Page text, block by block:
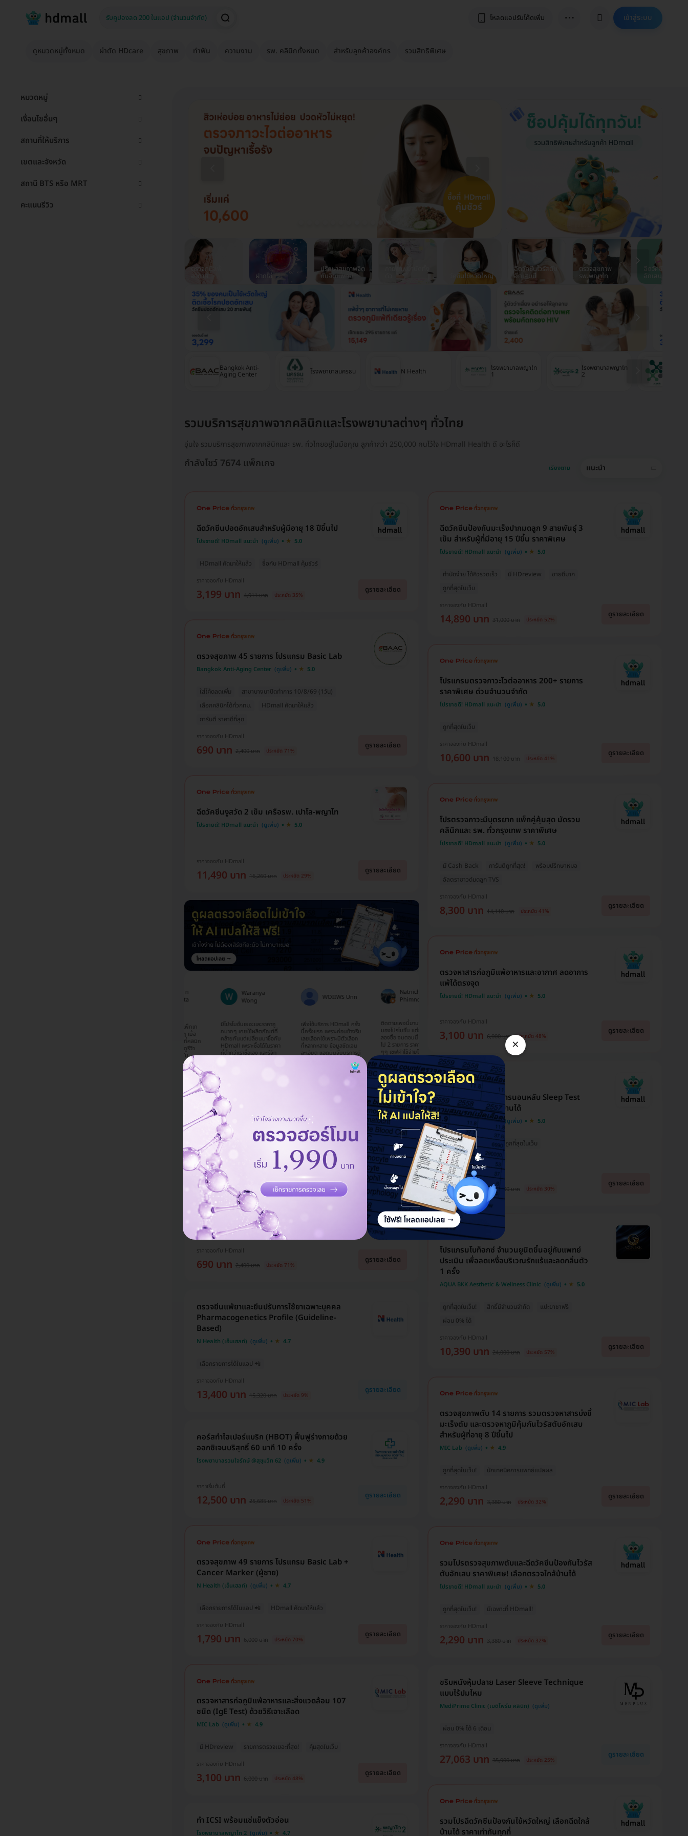
โหลดแอปรับโค้ดเพิ่ม ⋯ เข้าสู่ระบบ
ดูหมวดหมู่ทั้งหมด ผ่าตัด HDcare สุขภาพ ทำฟัน ความงาม รพ. คลินิกทั้งหมด สำหรับลูกค้าองค์กร รวมสิทธิพิเศษ
หมวดหมู่
เงื่อนไขอื่นๆ
สถานที่ให้บริการ
เขตและจังหวัด
สถานี BTS หรือ MRT
คะแนนรีวิว
ตรวจภูมิแพ้
อากาศ ฝากไข่
ปรึกษาสุขภาพจิต
กับจิตแพทย์
กายภาพบำบัดทั้ง
วัคซีนไข้หวัดใหญ่
ฉีดวัคซีนไวรัสตับ
อักเสบบี
ตรวจสุขภาพ
รพ.พญาไท
ฉีดวัคซีนปอด
อักเสบ
Bangkok Anti-
Aging Center โรงพยาบาลนครธน N Health โรงพยาบาลพญาไท
1
โรงพยาบาลพญาไท
2
รวมบริการสุขภาพจากคลินิกและโรงพยาบาลต่างๆ ทั่วไทย
อุ่นใจ รวมบริการสุขภาพจากคลินิกและ รพ. ทั่วไทยอยู่ในมือคุณ ลูกค้ากว่า 250,000 คนไว้ใจ HDmall Health ดี อะไรก็ดี
เรียงตาม แนะนำ
กำลังโชว์ 7674 แพ็กเกจ
HDmall คัดมาให้แล้ว ซื้อกับ HDmall คุ้มชัวร์
ฉีดวัคซีนปอดอักเสบสำหรับผู้มีอายุ 18 ปีขึ้นไป
โปรขายดี! HDmall แนะนำ 5.0
ราคาจองกับ HDmall
3,199 บาท 4,911 บาท ประหยัด 35%
ดูรายละเอียด
ใส่โค้ดลดเพิ่ม
สาขาบางนาปิดทำการ 10/8/69 (1วัน)
เลือกคลินิกได้ทั่วกทม.
HDmall คัดมาให้แล้ว
การันตี ราคาดีที่สุด
ตรวจสุขภาพ 45 รายการ โปรแกรม Basic Lab
Bangkok Anti-Aging Center 5.0
ราคาจองกับ HDmall
690 บาท 2,400 บาท ประหยัด 71%
ดูรายละเอียด
ฉีดวัคซีนงูสวัด 2 เข็ม เครือรพ. เปาโล-พญาไท
โปรขายดี! HDmall แนะนำ 5.0
ราคาจองกับ HDmall
11,490 บาท 16,260 บาท ประหยัด 29%
ดูรายละเอียด
มีโปรโมชั่นเยอะและราคาถู
กมากๆ เคยใช้ผลิตภัณฑ์ที่
คล้ายกันแต่เปลี่ยนมาซื้อกับ
HDmall เพราะซื้อได้ในราคา
ที่ต่ำกว่าเราซื้อเอง และรู้จัก
ประทับใจมากๆค่ะ ยังไม่ได้
ไปรับบริการที่คลินิกนะคะ😁
Waranya
Wong
เพิ่งใช้บริการ HDmall ครั้ง
นี้ครั้งแรก เพราะค่อนข้างรีบ
เลยเลือกใช้เพราะมีตัวเลือก
ที่หลากหลาย ข้อมูลชัดเจน
ละเอียด แอดมินจิ๊บบริการดี
WOIIWS Unn
ติดตามเพจนี้มานาน ได้แต่
มองโปรโมชั่น แต่ยังไม่ได้
ลองซื้อ จนตอนนี้ ได้ซื้อโปร
ไป 2 รายการ ราคาดีมากๆ
ๆๆ เซฟค่าใช้จ่ายได้มาก 😀
และ น้องๆ แอดมิน ในไลน์
ตอบไว สุภาพ มากๆ และจะ
หาคอร์สโปรโมชั่น อื่นๆ อีก
จ้าา ✌🏻
Natnicha
Phimnon
จองแพ็คเกจ แก้ไขและเสริม
จมูกค่ะ เห็นเพจจากการเสิร์
ชกูเกิล และสอบถามแอดมิน
ที่เราสามารถชำระได้โดยไม่ได้
เดือดร้อนมาก ถ้าได้ใช้
บริการแล้วจะแจ้งให้ทราบนะ
คะ
Usara Buds
ขอบคุณที่ตอบทุกคำถาม
พอวันนี้ไปถึง รพ.จนท.ก็ให้
บริการที่ดีมากค่ะ แป๊บเดียว
Thanradee Ja
บริการเเละเเนะนำเเพคเกจ
ดีค่ะ ใจบริการมากๆ
การันตี ราคาดีที่สุด ซื้อกับ HDmall คุ้มชัวร์
รวมโปรแกรมตรวจสุขภาพที่ รพ. และคลินิกทั่ว
กทม.
โปรขายดี! HDmall แนะนำ
ราคาจองกับ HDmall
690 บาท 2,400 บาท ประหยัด 71%
ดูรายละเอียด
เลือกรายการได้ในแอป 📲
ตรวจยีนแพ้ยาและยีนปรับการใช้ยาเฉพาะบุคคล
Pharmacogenetics Profile (Guideline-
Based)
N Health (เอ็นเฮลท์) 4.7
ราคาจองกับ HDmall
13,400 บาท 15,320 บาท ประหยัด 9%
ดูรายละเอียด
คอร์สทำไฮเปอร์แบริก (HBOT) ฟื้นฟูร่างกายด้วย
ออกซิเจนบริสุทธิ์ 60 นาที 10 ครั้ง
โรงพยาบาลรวมใจรักษ์ @สุขุมวิท 62 4.9
ราคาเริ่มต้นที่
12,500 บาท 25,685 บาท ประหยัด 51%
ดูรายละเอียด
เลือกรายการได้ในแอป 📲 HDmall คัดมาให้แล้ว
ตรวจสุขภาพ 49 รายการ โปรแกรม Basic Lab +
Cancer Marker (ผู้ชาย)
N Health (เอ็นเฮลท์) 4.7
ราคาจองกับ HDmall
1,790 บาท 6,000 บาท ประหยัด 70%
ดูรายละเอียด
มี HDreview รายการตรวจเยอะที่สุด! คุ้มสุดในเว็บ
ตรวจหาสารก่อภูมิแพ้อาหารและสิ่งแวดล้อม 107
ชนิด (IgE Test) ด้วยวิธีเจาะเลือด
MIC Lab 4.9
ราคาจองกับ HDmall
3,100 บาท 6,000 บาท ประหยัด 48%
ดูรายละเอียด
ทำ ICSI พร้อมแช่แข็งตัวอ่อน
โรงพยาบาลพญาไท 2 4.7
ทำนัดง่าย ได้คิวรวดเร็ว มี HDreview
ขายดีมาก
ถูกที่สุดในเว็บ
ฉีดวัคซีนป้องกันมะเร็งปากมดลูก 9 สายพันธุ์ 3
เข็ม สำหรับผู้ที่มีอายุ 15 ปีขึ้น ราคาพิเศษ
โปรขายดี! HDmall แนะนำ 5.0
ราคาจองกับ HDmall
14,890 บาท 31,000 บาท ประหยัด 52%
ดูรายละเอียด
ถูกที่สุดในเว็บ
โปรแกรมตรวจภาวะไวต่ออาหาร 200+ รายการ
ราคาพิเศษ ด่วนจำนวนจำกัด
โปรขายดี! HDmall แนะนำ 5.0
ราคาจองกับ HDmall
10,600 บาท 18,100 บาท ประหยัด 41%
ดูรายละเอียด
มี Cash Back การันตีถูกที่สุด!
พร้อมปรึกษาหมอ
อัลตราซาวด์มดลูก TVS
โปรตรวจภาวะมีบุตรยาก แพ็กคู่คุ้มสุด มัดรวม
คลินิกและ รพ. ทั่วกรุงเทพ ราคาพิเศษ
โปรขายดี! HDmall แนะนำ 5.0
ราคาจองกับ HDmall
8,300 บาท 14,110 บาท ประหยัด 41%
ดูรายละเอียด
ตรวจหาสารก่อภูมิแพ้อาหารและอากาศ ลดอาการ
แพ้ได้ตรงจุด
โปรขายดี! HDmall แนะนำ 5.0
ราคาจองกับ HDmall
3,100 บาท 6,000 บาท ประหยัด 48%
ดูรายละเอียด
ราคารวมทุกอย่างแล้ว
ถูกที่สุดในเว็บ
ผ่อนจ่าย 0% นาน 6 เดือน
รวมโปรแกรมตรวจการนอนหลับ Sleep Test
เลือกตรวจ รพ. ใกล้บ้านได้
โปรขายดี! HDmall แนะนำ 5.0
ราคาจองกับ HDmall
10,800 บาท 15,500 บาท ประหยัด 30%
ดูรายละเอียด
ถูกที่สุดในเว็บ! สิทธิ์มีจำนวนจำกัด
แปะยาชาฟรี
ผ่อน 0% ได้
​โปรแกรมโบท็อกซ์ จำนวนยูนิตขึ้นอยู่กับแพทย์
ประเมิน เพื่อลดเหงื่อบริเวณรักแร้และลดกลิ่นตัว
1 ครั้ง
AQUA BKK Aesthetic & Wellness Clinic 5.0
ราคาจองกับ HDmall
10,390 บาท 24,000 บาท ประหยัด 57%
ดูรายละเอียด
ถูกที่สุดในเว็บ! นักเทคนิคการแพทย์แปลผล
ตรวจสุขภาพตับ 14 รายการ รวมตรวจหาสารบ่งชี้
มะเร็งตับ และตรวจหาภูมิคุ้มกันไวรัสตับอักเสบ
สำหรับผู้ที่อายุ 8 ปีขึ้นไป
MIC Lab 4.9
ราคาจองกับ HDmall
2,290 บาท 3,380 บาท ประหยัด 32%
ดูรายละเอียด
ถูกที่สุดในเว็บ! มีเฉพาะที่ HDmall!
รวมโปรตรวจสุขภาพตับและฉีดวัคซีนป้องกันไวรัส
ตับอักเสบ ราคาพิเศษ! เลือกตรวจใกล้บ้านได้
โปรขายดี! HDmall แนะนำ 5.0
ราคาจองกับ HDmall
2,290 บาท 3,380 บาท ประหยัด 32%
ดูรายละเอียด
ผ่อน 0% ได้ 6 เดือน
ขริบหนังหุ้มปลาย Laser Sleeve Technique
แบบไร้ปมไหม
MediPrime Clinic (เมดิไพร์ม คลินิก)
ราคาจองกับ HDmall
27,063 บาท 35,900 บาท ประหยัด 25%
ดูรายละเอียด
รวมโปรฉีดวัคซีนป้องกันไข้หวัดใหญ่ เลือกฉีดใกล้
บ้านได้ ราคาเท่ากันทุกที่
×